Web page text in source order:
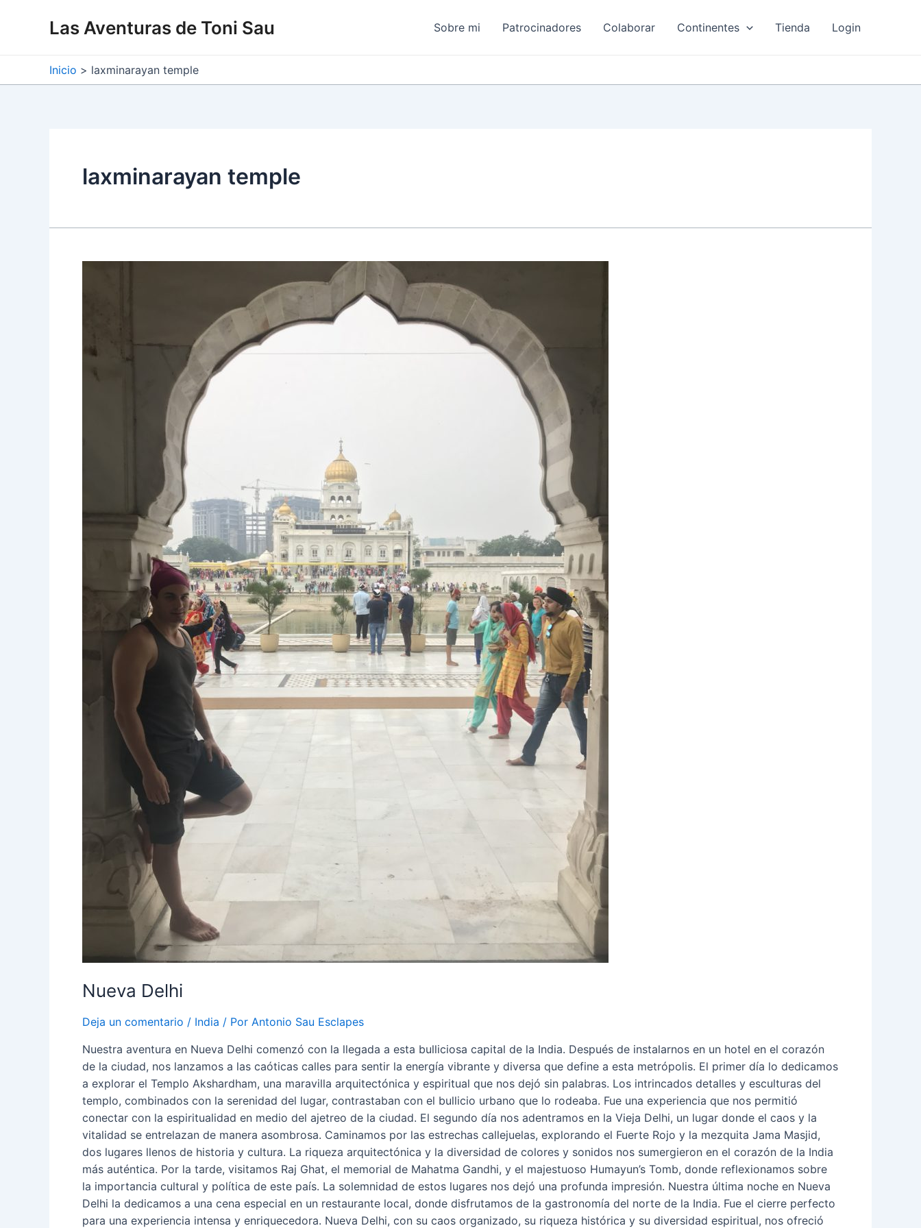
Las Aventuras de Toni Sau Sobre mi Patrocinadores Colaborar Continentes Tienda Login
Inicio laxminarayan temple
laxminarayan temple
Nueva Delhi
Deja un comentario / India / Por Antonio Sau Esclapes
Nuestra aventura en Nueva Delhi comenzó con la llegada a esta bulliciosa capital de la India. Después de instalarnos en un hotel en el corazón
de la ciudad, nos lanzamos a las caóticas calles para sentir la energía vibrante y diversa que define a esta metrópolis. El primer día lo dedicamos
a explorar el Templo Akshardham, una maravilla arquitectónica y espiritual que nos dejó sin palabras. Los intrincados detalles y esculturas del
templo, combinados con la serenidad del lugar, contrastaban con el bullicio urbano que lo rodeaba. Fue una experiencia que nos permitió
conectar con la espiritualidad en medio del ajetreo de la ciudad. El segundo día nos adentramos en la Vieja Delhi, un lugar donde el caos y la
vitalidad se entrelazan de manera asombrosa. Caminamos por las estrechas callejuelas, explorando el Fuerte Rojo y la mezquita Jama Masjid,
dos lugares llenos de historia y cultura. La riqueza arquitectónica y la diversidad de colores y sonidos nos sumergieron en el corazón de la India
más auténtica. Por la tarde, visitamos Raj Ghat, el memorial de Mahatma Gandhi, y el majestuoso Humayun’s Tomb, donde reflexionamos sobre
la importancia cultural y política de este país. La solemnidad de estos lugares nos dejó una profunda impresión. Nuestra última noche en Nueva
Delhi la dedicamos a una cena especial en un restaurante local, donde disfrutamos de la gastronomía del norte de la India. Fue el cierre perfecto
para una experiencia intensa y enriquecedora. Nueva Delhi, con su caos organizado, su riqueza histórica y su diversidad espiritual, nos ofreció